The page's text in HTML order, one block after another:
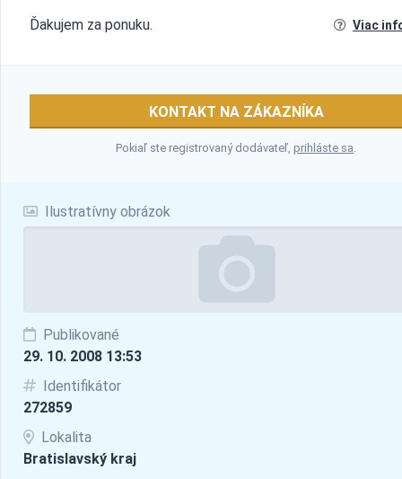
Ilustratívny obrázok
Publikované
29. 10. 2008 13:53
Identifikátor
272859
Lokalita
Bratislavský kraj
Ďakujem za ponuku. Viac
KONTAKT NA ZÁKAZNÍKA
Pokiaľ ste registrovaný dodávateľ,prihláste sa.